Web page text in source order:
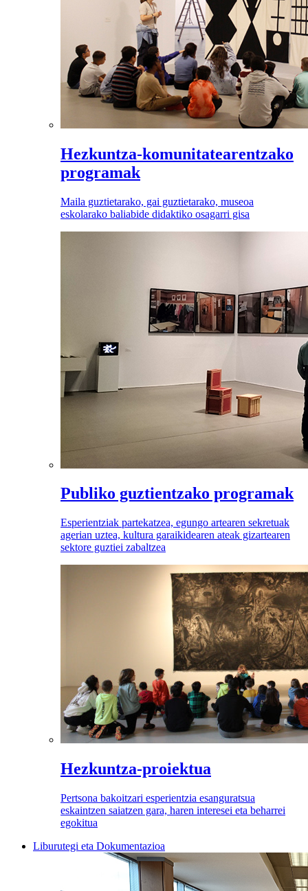
Hezkuntza-komunitatearentzako
programak
Maila guztietarako, gai guztietarako, museoa
eskolarako baliabide didaktiko osagarri gisa
Publiko guztientzako programak
Esperientziak partekatzea, egungo artearen sekretuak
agerian uztea, kultura garaikidearen ateak gizartearen
sektore guztiei zabaltzea
Hezkuntza-proiektua
Pertsona bakoitzari esperientzia esanguratsua
eskaintzen saiatzen gara, haren interesei eta beharrei
egokitua
Liburutegi eta Dokumentazioa